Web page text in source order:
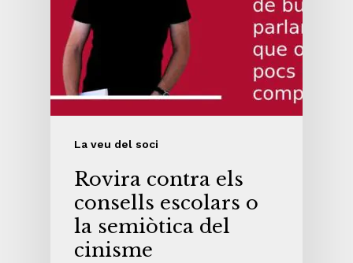
La veu del soci
Rovira contra els
consells escolars o
la semiòtica del
cinisme